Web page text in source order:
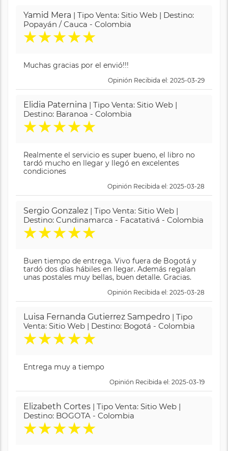
Yamid Mera | Tipo Venta: Sitio Web | Destino:
Popayán / Cauca - Colombia
★★★★★
Muchas gracias por el envió!!!
Opinión Recibida el: 2025-03-29
Elidia Paternina | Tipo Venta: Sitio Web |
Destino: Baranoa - Colombia
★★★★★
Realmente el servicio es super bueno, el libro no
tardó mucho en llegar y llegó en excelentes
condiciones
Opinión Recibida el: 2025-03-28
Sergio Gonzalez | Tipo Venta: Sitio Web |
Destino: Cundinamarca - Facatativá - Colombia
★★★★★
Buen tiempo de entrega. Vivo fuera de Bogotá y
tardó dos días hábiles en llegar. Además regalan
unas postales muy bellas, buen detalle. Gracias.
Opinión Recibida el: 2025-03-28
Luisa Fernanda Gutierrez Sampedro | Tipo
Venta: Sitio Web | Destino: Bogotá - Colombia
★★★★★
Entrega muy a tiempo
Opinión Recibida el: 2025-03-19
Elizabeth Cortes | Tipo Venta: Sitio Web |
Destino: BOGOTA - Colombia
★★★★★